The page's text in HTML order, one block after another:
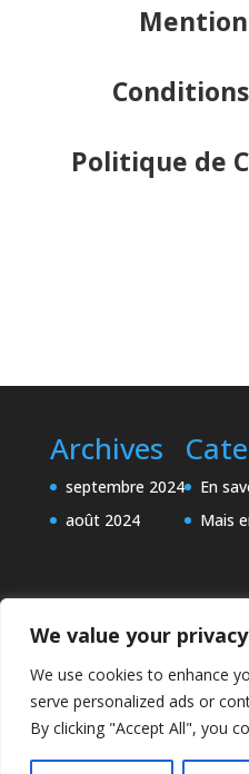
We value your privacy
We use cookies to enhance
serve personalized ads or
By clicking "Accept All", you
Politique de
Archives
septembre 2024
août 2024
En
Mais